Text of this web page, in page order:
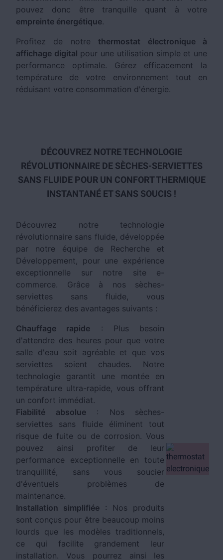
pouvez donc être tranquille quant à votre
empreinte énergétique.
Profitez de notre thermostat électronique à
affichage digital pour une utilisation simple et une
performance optimale. Gérez efficacement la
température de votre environnement tout en
réduisant votre consommation d'énergie.
DÉCOUVREZ NOTRE TECHNOLOGIE
RÉVOLUTIONNAIRE DE SÈCHES-SERVIETTES
SANS FLUIDE POUR UN CONFORT THERMIQUE
INSTANTANÉ ET SANS SOUCIS !
Découvrez notre technologie
révolutionnaire sans fluide, développée
par notre équipe de Recherche et
Développement, pour une expérience
exceptionnelle sur notre site e-
commerce. Grâce à nos sèches-
serviettes sans fluide, vous
bénéficierez des avantages suivants :
Chauffage rapide : Plus besoin
d'attendre des heures pour que votre
salle d'eau soit agréable et que vos
serviettes soient chaudes. Notre
technologie garantit une montée en
température ultra-rapide, vous offrant
un confort immédiat.
Fiabilité absolue: Nos sèches-
serviettes sans fluide éliminent tout
risque de fuite ou de corrosion. Vous
pouvez ainsi profiter de leur
performance exceptionnelle en toute
tranquillité, sans vous soucier
d'éventuels problèmes de
maintenance.
Installation simplifiée : Nos produits
sont conçus pour être beaucoup moins
lourds que les modèles traditionnels,
ce qui facilite grandement leur
installation. Vous pourrez ainsi les